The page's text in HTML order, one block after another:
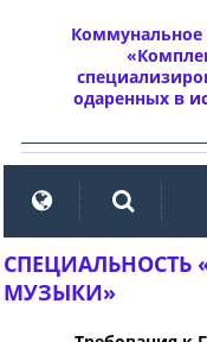
Коммунальное
одаренных в
СПЕЦИАЛЬНОСТЬ
МУЗЫКИ»